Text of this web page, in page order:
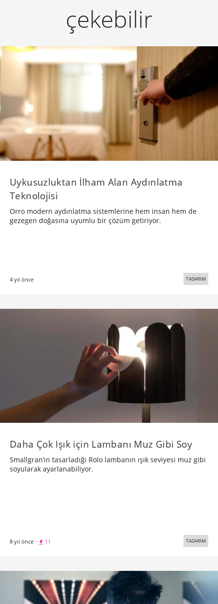
çekebilir
Uykusuzluktan İlham Alan Aydınlatma
Teknolojisi
Orro modern aydınlatma sistemlerine hem insan hem de
gezegen doğasına uyumlu bir çözüm getiriyor.
4 yıl önce TASARIM
Daha Çok Işık için Lambanı Muz Gibi Soy
Smallgran’ın tasarladığı Rolo lambanın ışık seviyesi muz gibi
soyularak ayarlanabiliyor.
8 yıl önce · 11 TASARIM